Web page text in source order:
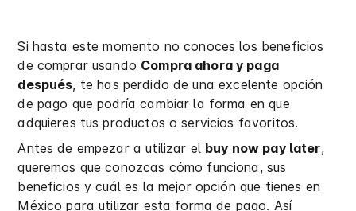
Si hasta este momento no conoces los beneficios
de comprar usando Compra ahora y paga
después, te has perdido de una excelente opción
de pago que podría cambiar la forma en que
adquieres tus productos o servicios favoritos.
Antes de empezar a utilizar el buy now pay later,
queremos que conozcas cómo funciona, sus
beneficios y cuál es la mejor opción que tienes en
México para utilizar esta forma de pago. Así